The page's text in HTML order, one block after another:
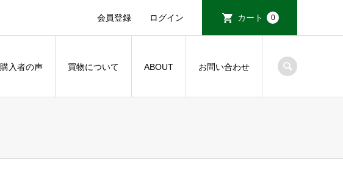
会員登録 ログイン カート 0
購入者の声 買物について ABOUT お問い合わせ